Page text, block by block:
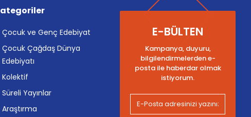
Çocuk ve Genç Edebiyat
Çocuk Çağdaş Dünya
Edebiyatı
Kolektif
Süreli Yayınlar
Araştırma
E-BÜLTEN
Kampanya, duyuru,
bilgilendirmelerden e-
posta ile haberdar olmak
istiyorum.